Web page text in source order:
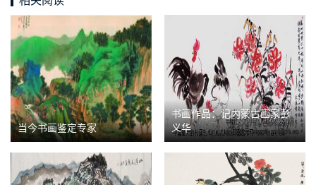
当今书画鉴定专家
书画作品：记内蒙古画家彭
义华